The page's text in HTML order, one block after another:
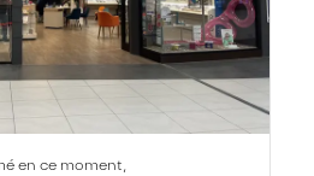
en ce moment,